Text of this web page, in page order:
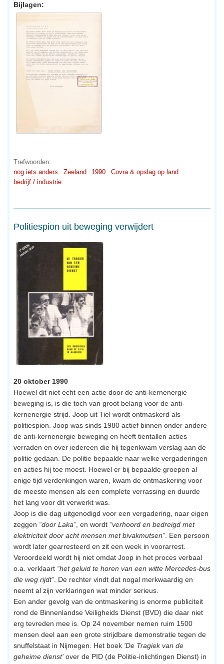
Bijlagen:
Trefwoorden:
nog iets anders
Zeeland 1990
Covra & opslag op land
bedrijf / industrie
Politiespion uit beweging verwijdert
20 oktober 1990
Hoewel dit niet echt een actie door de anti-kernenergie
beweging is, is die toch van groot belang voor de anti-
kernenergie strijd. Joop uit Tiel wordt ontmaskerd als
politiespion. Joop was sinds 1980 actief binnen onder andere
de anti-kernenergie beweging en heeft tientallen acties
verraden en over iedereen die hij tegenkwam verslag aan de
politie gedaan. De politie bepaalde naar welke vergaderingen
en acties hij toe moest. Hoewel er bij bepaalde groepen al
enige tijd verdenkingen waren, kwam de ontmaskering voor
de meeste mensen als een complete verrassing en duurde
het lang voor dit verwerkt was.
Joop is die dag uitgenodigd voor een vergadering, naar eigen
zeggen “door Laka” , en wordt “verhoord en bedreigd met
elektriciteit door acht mensen met bivakmutsen” . Een persoon
wordt later gearresteerd en zit een week in voorarrest.
Veroordeeld wordt hij niet omdat Joop in het proces verbaal
o.a. verklaart “het geluid te horen van een witte Mercedes-bus
die weg rijdt” . De rechter vindt dat nogal merkwaardig en
neemt al zijn verklaringen wat minder serieus.
Een ander gevolg van de ontmaskering is enorme publiciteit
rond de Binnenlandse Veiligheids Dienst (BVD) die daar niet
erg tevreden mee is. Op 24 november nemen ruim 1500
mensen deel aan een grote strijdbare demonstratie tegen de
snuffelstaat in Nijmegen. Het boek 'De Tragiek van de
geheime dienst' over de PID (de Politie-inlichtingen Dienst) in